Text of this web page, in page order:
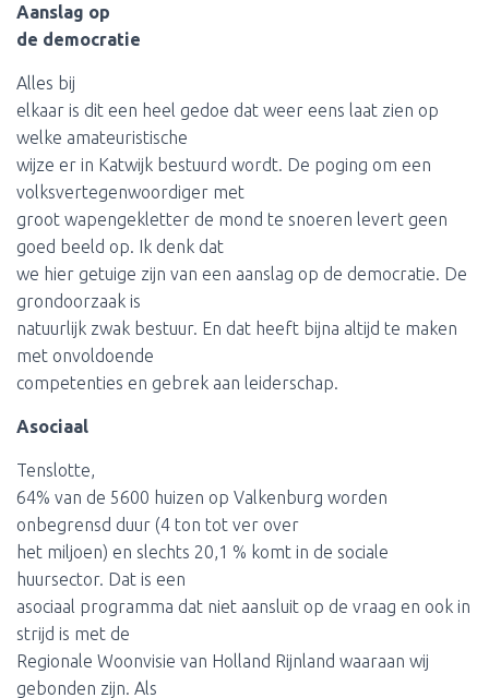
Aanslag op
de democratie
Alles bij
elkaar is dit een heel gedoe dat weer eens laat zien op
welke amateuristische
wijze er in Katwijk bestuurd wordt. De poging om een
volksvertegenwoordiger met
groot wapengekletter de mond te snoeren levert geen
goed beeld op. Ik denk dat
we hier getuige zijn van een aanslag op de democratie. De
grondoorzaak is
natuurlijk zwak bestuur. En dat heeft bijna altijd te maken
met onvoldoende
competenties en gebrek aan leiderschap.
Asociaal
Tenslotte,
64% van de 5600 huizen op Valkenburg worden
onbegrensd duur (4 ton tot ver over
het miljoen) en slechts 20,1 % komt in de sociale
huursector. Dat is een
asociaal programma dat niet aansluit op de vraag en ook in
strijd is met de
Regionale Woonvisie van Holland Rijnland waaraan wij
gebonden zijn. Als